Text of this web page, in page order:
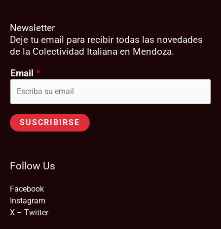
Newsletter
Deje tu email para recibir todas las novedades
de la Colectividad Italiana en Mendoza.
Email *
SUSCRIBIRSE
Follow Us
Facebook
Instagram
X – Twitter